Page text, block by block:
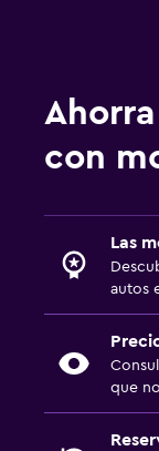
con
Las
autos
que